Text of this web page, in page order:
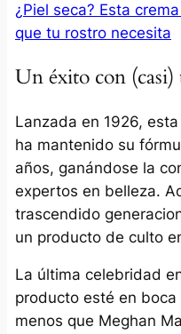
¿Piel seca? Esta
que tu rostro necesita
Un éxito con
Lanzada en 1926,
ha mantenido su
años, ganándose la
expertos en belleza.
trascendido
un producto de culto
La última celebridad
producto esté en
menos que Meghan